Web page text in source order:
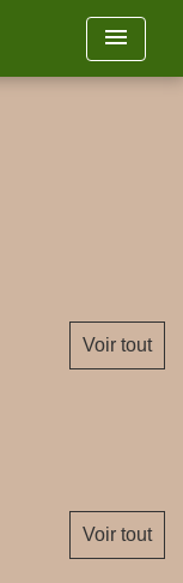
menu
Voir tout
Voir tout